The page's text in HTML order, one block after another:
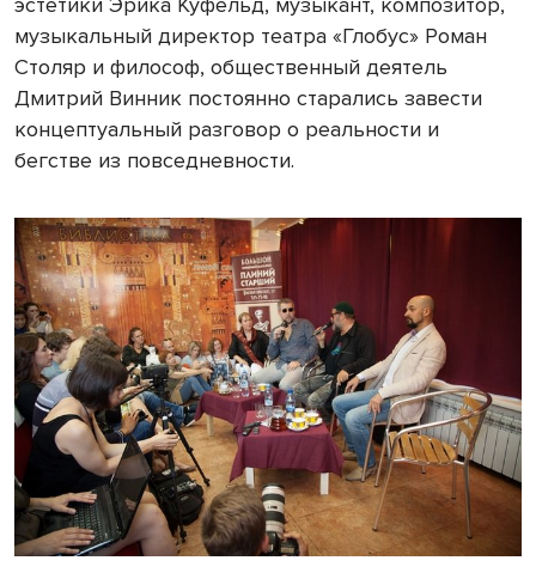
музыкальный директор театра «Глобус» Роман
Столяр и философ, общественный деятель
Дмитрий Винник постоянно старались завести
концептуальный разговор о реальности и
бегстве из повседневности.